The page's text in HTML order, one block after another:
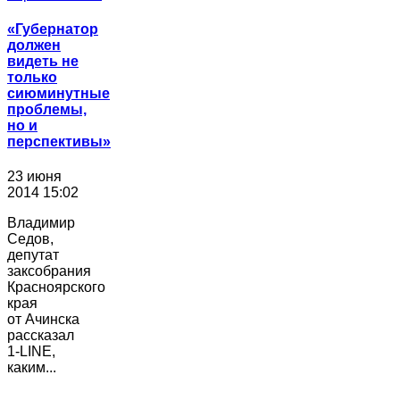
«Губернатор
должен
видеть не
только
сиюминутные
проблемы,
но и
перспективы»
23 июня
2014 15:02
Владимир
Седов,
депутат
заксобрания
Красноярского
края
от Ачинска
рассказал
1-LINE,
каким...